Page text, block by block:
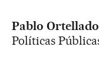
Pablo Ortellado
Políticas